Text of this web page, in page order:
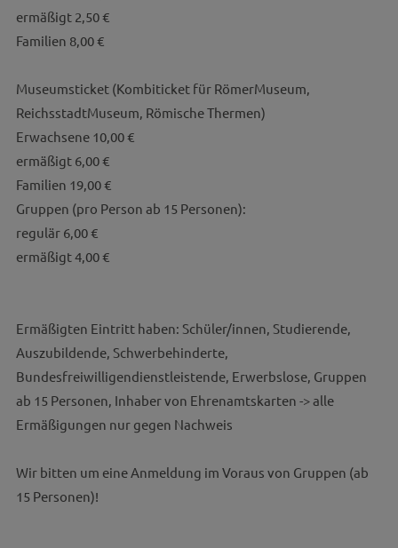
ermäßigt 2,50 €
Familien 8,00 €
Museumsticket (Kombiticket für RömerMuseum,
ReichsstadtMuseum, Römische Thermen)
Erwachsene 10,00 €
ermäßigt 6,00 €
Familien 19,00 €
Gruppen (pro Person ab 15 Personen):
regulär 6,00 €
ermäßigt 4,00 €
Ermäßigten Eintritt haben: Schüler/innen, Studierende,
Auszubildende, Schwerbehinderte,
Bundesfreiwilligendienstleistende, Erwerbslose, Gruppen
ab 15 Personen, Inhaber von Ehrenamtskarten -> alle
Ermäßigungen nur gegen Nachweis
Wir bitten um eine Anmeldung im Voraus von Gruppen (ab
15 Personen)!